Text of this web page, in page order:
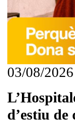
03/08/
d’estiu de